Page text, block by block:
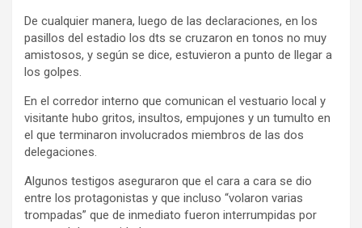
De cualquier manera, luego de las declaraciones, en los
pasillos del estadio los dts se cruzaron en tonos no muy
amistosos, y según se dice, estuvieron a punto de llegar a
los golpes.
En el corredor interno que comunican el vestuario local y
visitante hubo gritos, insultos, empujones y un tumulto en
el que terminaron involucrados miembros de las dos
delegaciones.
Algunos testigos aseguraron que el cara a cara se dio
entre los protagonistas y que incluso “volaron varias
trompadas” que de inmediato fueron interrumpidas por